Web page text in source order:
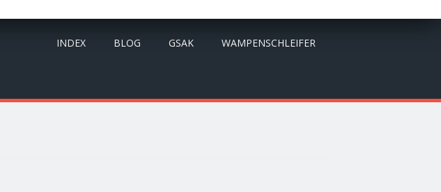
INDEX BLOG GSAK WAMPENSCHLEIFER